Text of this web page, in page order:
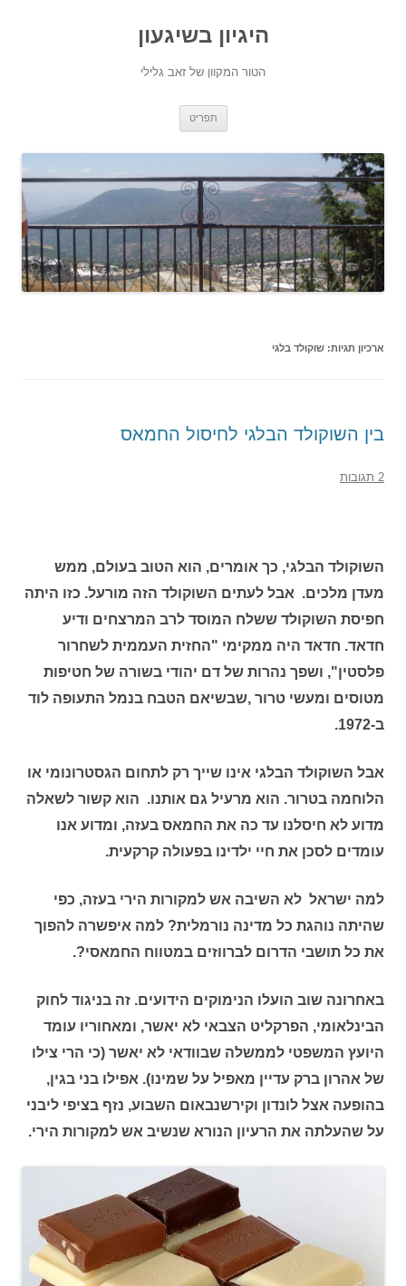
היגיון בשיגעון
הטור המקוון של זאב גלילי
תפריט
ארכיון תגיות: שוקולד בלגי
בין השוקולד הבלגי לחיסול החמאס
2 תגובות
השוקולד הבלגי, כך אומרים, הוא הטוב בעולם, ממש
מעדן מלכים. אבל לעתים השוקולד הזה מורעל. כזו היתה
חפיסת השוקולד ששלח המוסד לרב המרצחים ודיע
חדאד. חדאד היה ממקימי "החזית העממית לשחרור
פלסטין", ושפך נהרות של דם יהודי בשורה של חטיפות
מטוסים ומעשי טרור ,שבשיאם הטבח בנמל התעופה לוד
ב-1972.
אבל השוקולד הבלגי אינו שייך רק לתחום הגסטרונומי או
הלוחמה בטרור. הוא מרעיל גם אותנו. הוא קשור לשאלה
מדוע לא חיסלנו עד כה את החמאס בעזה, ומדוע אנו
עומדים לסכן את חיי ילדינו בפעולה קרקעית.
למה ישראל לא השיבה אש למקורות הירי בעזה, כפי
שהיתה נוהגת כל מדינה נורמלית? למה איפשרה להפוך
את כל תושבי הדרום לברווזים במטווח החמאסי?.
באחרונה שוב הועלו הנימוקים הידועים. זה בניגוד לחוק
הבינלאומי, הפרקליט הצבאי לא יאשר, ומאחוריו עומד
היועץ המשפטי לממשלה שבוודאי לא יאשר (כי הרי צילו
של אהרון ברק עדיין מאפיל על שמינו). אפילו בני בגין,
בהופעה אצל לונדון וקירשנבאום השבוע, נזף בציפי ליבני
על שהעלתה את הרעיון הנורא שנשיב אש למקורות הירי.